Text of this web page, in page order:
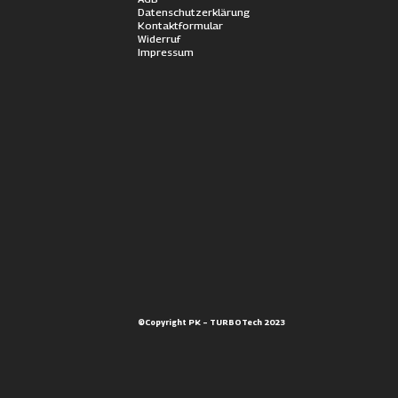
Datenschutzerklärung
Kontaktformular
Widerruf
Impressum
©Copyright PK – TURBOTech 2023